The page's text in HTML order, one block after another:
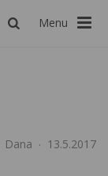
Menu
Dana 13.5.2017